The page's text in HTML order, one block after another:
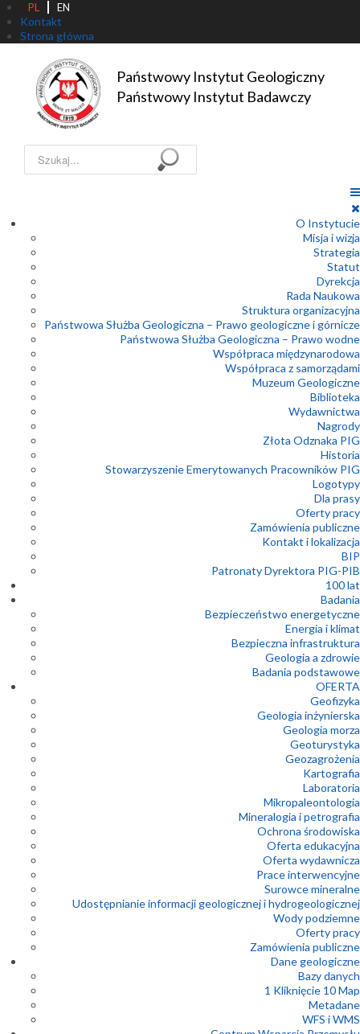
PL EN
Kontakt
Strona główna
Państwowy Instytut Geologiczny
Państwowy Instytut Badawczy
Szukaj...
O Instytucie
Misja i wizja
Strategia
Statut
Dyrekcja
Rada Naukowa
Struktura organizacyjna
Państwowa Służba Geologiczna – Prawo geologiczne i górnicze
Państwowa Służba Geologiczna – Prawo wodne
Współpraca międzynarodowa
Współpraca z samorządami
Muzeum Geologiczne
Biblioteka
Wydawnictwa
Nagrody
Złota Odznaka PIG
Historia
Stowarzyszenie Emerytowanych Pracowników PIG
Logotypy
Dla prasy
Oferty pracy
Zamówienia publiczne
Kontakt i lokalizacja
BIP
Patronaty Dyrektora PIG-PIB
100 lat
Badania
Bezpieczeństwo energetyczne
Energia i klimat
Bezpieczna infrastruktura
Geologia a zdrowie
Badania podstawowe
OFERTA
Geofizyka
Geologia inżynierska
Geologia morza
Geoturystyka
Geozagrożenia
Kartografia
Laboratoria
Mikropaleontologia
Mineralogia i petrografia
Ochrona środowiska
Oferta edukacyjna
Oferta wydawnicza
Prace interwencyjne
Surowce mineralne
Udostępnianie informacji geologicznej i hydrogeologicznej
Wody podziemne
Oferty pracy
Zamówienia publiczne
Dane geologiczne
Bazy danych
1 Kliknięcie 10 Map
Metadane
WFS i WMS